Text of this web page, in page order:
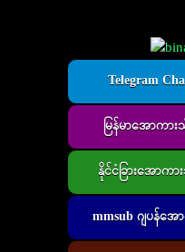
Telegram
မြန်မာအောကာ
နိုင်ငံခြားအောက
mmsub ဂျပန်အေ